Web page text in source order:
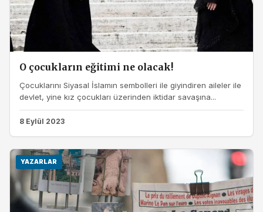
O çocukların eğitimi ne olacak!
Çocuklarını Siyasal İslamın sembolleri ile giyindiren aileler ile
devlet, yine kız çocukları üzerinden iktidar savaşına...
8 Eylül 2023
YAZARLAR